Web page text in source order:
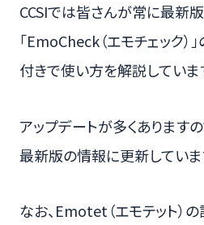
CCSIでは皆さんが常に最新
「EmoCheck（エモチェック
付きで使い方を解説していま
アップデートが多くあります
最新版の情報に更新していま
なお、Emotet（エモテット）